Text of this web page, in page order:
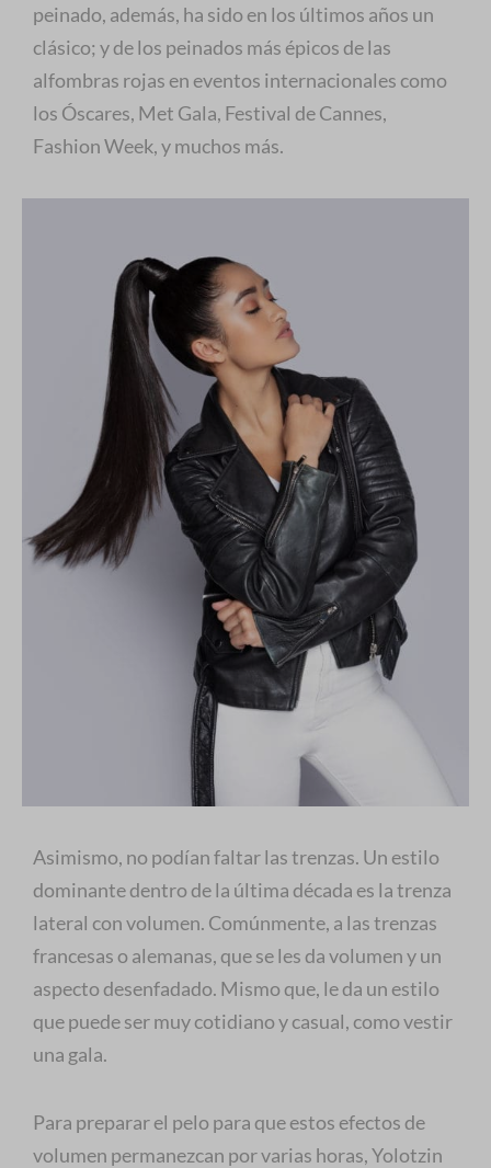
peinado, además, ha sido en los últimos años un
clásico; y de los peinados más épicos de las
alfombras rojas en eventos internacionales como
los Óscares, Met Gala, Festival de Cannes,
Fashion Week, y muchos más.
Asimismo, no podían faltar las trenzas. Un estilo
dominante dentro de la última década es la trenza
lateral con volumen. Comúnmente, a las trenzas
francesas o alemanas, que se les da volumen y un
aspecto desenfadado. Mismo que, le da un estilo
que puede ser muy cotidiano y casual, como vestir
una gala.
Para preparar el pelo para que estos efectos de
volumen permanezcan por varias horas, Yolotzin